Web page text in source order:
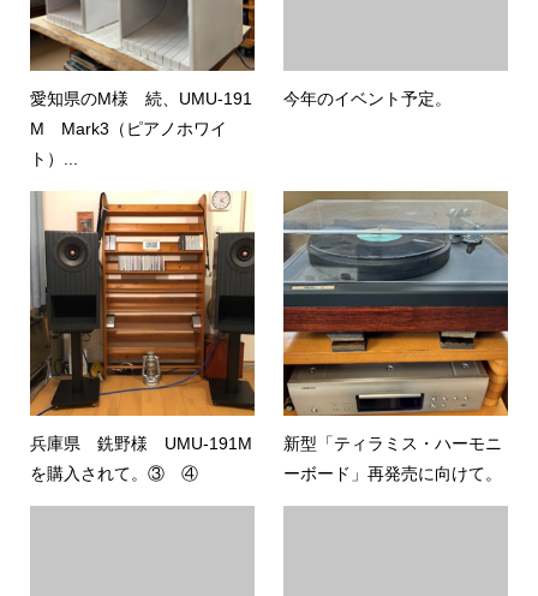
愛知県のM様 続、UMU-191
M Mark3（ピアノホワイ
ト）...
今年のイベント予定。
兵庫県 銑野様 UMU-191M
を購入されて。③ ④
新型「ティラミス・ハーモニ
ーボード」再発売に向けて。